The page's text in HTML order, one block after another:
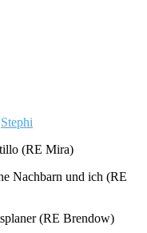
Stephi
(RE Mira)
Nachbarn und ich (RE
(RE Brendow)